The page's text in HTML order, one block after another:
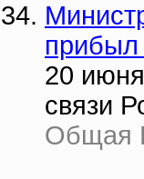
20
связи
Общая